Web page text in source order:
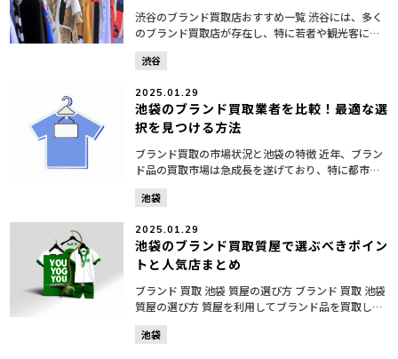
渋谷のブランド買取店おすすめ一覧 渋谷には、多く
のブランド買取店が存在し、特に若者や観光客に人
気があります。そこで、ここでは渋谷のブランド買
取店の中から、おすすめの業者を5つ厳選し、それぞ
渋谷
2025.01.29
池袋のブランド買取業者を比較！最適な選
択を見つける方法
ブランド買取の市場状況と池袋の特徴 近年、ブラン
ド品の買取市場は急成長を遂げており、特に都市部
ではその傾向が顕著です。中でも、東京の池袋は、
ブランド品の買取が盛んなエリアとして注目されて
池袋
2025.01.29
池袋のブランド買取質屋で選ぶべきポイン
トと人気店まとめ
ブランド 買取 池袋 質屋の選び方 ブランド 買取 池袋
質屋の選び方 質屋を利用してブランド品を買取して
もらう際、特に池袋での選び方は非常に重要です。
このエリアには多くの質屋が存在し、その中から信
池袋